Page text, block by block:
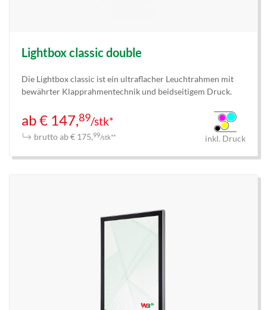
Lightbox classic double
Die Lightbox classic ist ein ultraflacher Leuchtrahmen mit
bewährter Klapprahmentechnik und beidseitigem Druck.
ab € 147,89/stk*
brutto ab € 175,99/stk** inkl. Druck